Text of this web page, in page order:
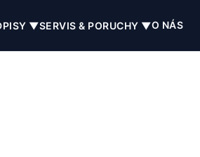
▼SERVIS & PORUCHY ▼O NÁS